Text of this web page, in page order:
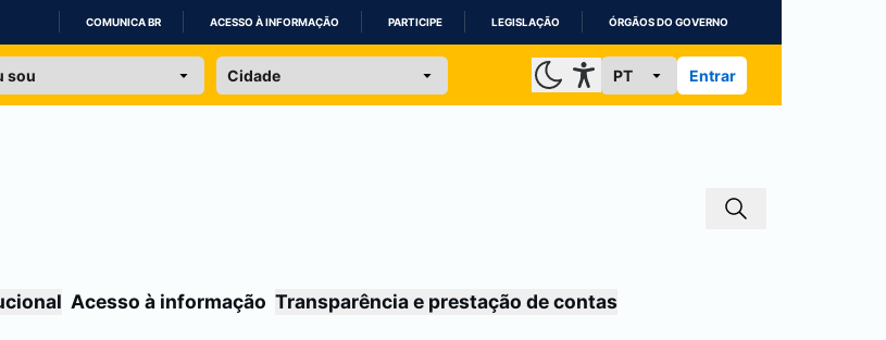
IR
COMUNICA BR ACESSO À INFORMAÇÃO PARTICIPE LEGISLAÇÃO ÓRGÃOS DO GOVERNO
Entrar
Acesso à informação Transparência e prestação de contas